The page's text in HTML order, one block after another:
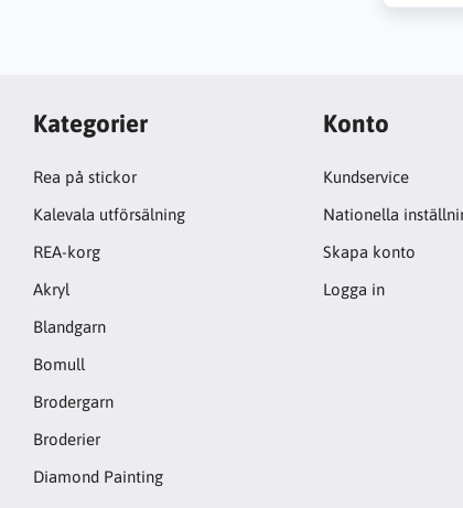
Kategorier
Rea på stickor
Kalevala utförsälning
REA-korg
Akryl
Blandgarn
Bomull
Brodergarn
Broderier
Diamond Painting
Konto
Kundservice
Nationella
Skapa konto
Logga in